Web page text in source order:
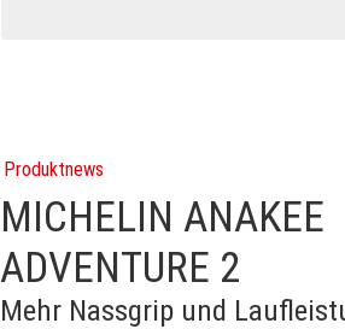
Produktnews
MICHELIN ANAKEE
ADVENTURE 2
Mehr Nassgrip und